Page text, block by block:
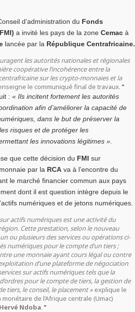
d’administration du Fonds
a invité les pays de la zone Cemac à
lancée par la République Centrafricaine.
les autorités nationales et régionales
coopérative l’incohérence entre la
sur les crypto-monnaies et la
le communiqué final de travaux.
: « Ils incitent fortement les autorités
afin d’améliorer la capacité de
dans le but de préserver la
risques et de protéger les
les innovations légitimes ».
que cette décision du FMI sur
par la RCA va à l’encontre du
le marché financier commun aux pays
dont il est question intègre depuis le
numériques et de jetons numériques.
actifs numériques est une activité du
Cette prestation, selon le nouveau
ou plusieurs des services ou opérations ci-
numériques pour le compte d’un tiers ;
une monnaie ayant cours légal ou contre
d’une plateforme de négociation
sur actifs numériques tels que la
pour le compte de tiers, la gestion de
tiers, le conseil, le placement » explique le
de l’Afrique centrale (Umac)
Hervé Ndoba.